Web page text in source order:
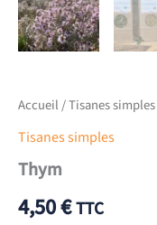
Accueil/Tisanes simples
Tisanes simples
Thym
4,50€TTC